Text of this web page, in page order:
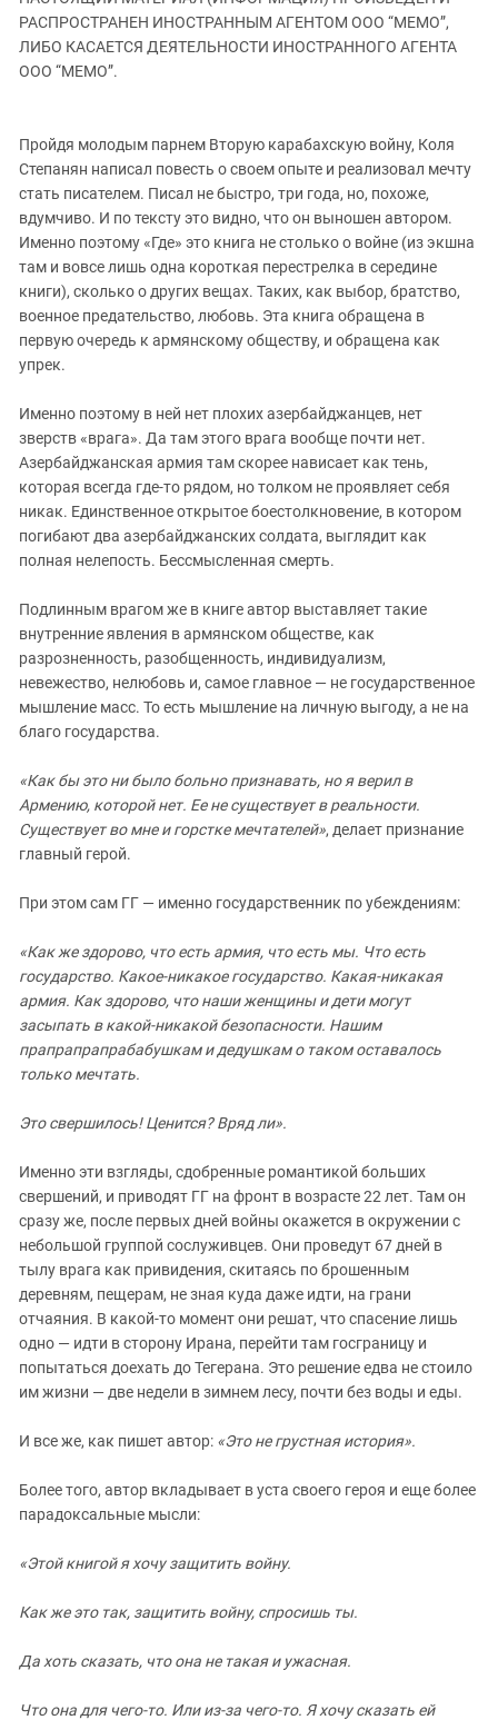
ЗАСТАВЛЯЕТ
Дагестан
Ингушетия
Карачаево-Черкесия
Краснодарский край
Нагорный Карабах
Российская Федерация
Ростовская область
Северная Осетия - Алания
СКФО
Чечня
Южная Осетия
Южный Кавказ
ЮФО
РАСПРОСТРАНЕН ИНОСТРАННЫМ АГЕНТОМ ООО “МЕМО”,
ЛИБО КАСАЕТСЯ ДЕЯТЕЛЬНОСТИ ИНОСТРАННОГО АГЕНТА
ООО “МЕМО”.
Пройдя молодым парнем Вторую карабахскую войну, Коля
Степанян написал повесть о своем опыте и реализовал мечту
стать писателем. Писал не быстро, три года, но, похоже,
вдумчиво. И по тексту это видно, что он выношен автором.
Именно поэтому «Где» это книга не столько о войне (из экшна
там и вовсе лишь одна короткая перестрелка в середине
книги), сколько о других вещах. Таких, как выбор, братство,
военное предательство, любовь. Эта книга обращена в
первую очередь к армянскому обществу, и обращена как
упрек.
Именно поэтому в ней нет плохих азербайджанцев, нет
зверств «врага». Да там этого врага вообще почти нет.
Азербайджанская армия там скорее нависает как тень,
которая всегда где-то рядом, но толком не проявляет себя
никак. Единственное открытое боестолкновение, в котором
погибают два азербайджанских солдата, выглядит как
полная нелепость. Бессмысленная смерть.
Подлинным врагом же в книге автор выставляет такие
внутренние явления в армянском обществе, как
разрозненность, разобщенность, индивидуализм,
невежество, нелюбовь и, самое главное — не государственное
мышление масс. То есть мышление на личную выгоду, а не на
благо государства.
«Как бы это ни было больно признавать, но я верил в
Армению, которой нет. Ее не существует в реальности.
Существует во мне и горстке мечтателей», делает признание
главный герой.
При этом сам ГГ — именно государственник по убеждениям:
«Как же здорово, что есть армия, что есть мы. Что есть
государство. Какое-никакое государство. Какая-никакая
армия. Как здорово, что наши женщины и дети могут
засыпать в какой-никакой безопасности. Нашим
прапрапрапрабабушкам и дедушкам о таком оставалось
только мечтать.
Это свершилось! Ценится? Вряд ли».
Именно эти взгляды, сдобренные романтикой больших
свершений, и приводят ГГ на фронт в возрасте 22 лет. Там он
сразу же, после первых дней войны окажется в окружении с
небольшой группой сослуживцев. Они проведут 67 дней в
тылу врага как привидения, скитаясь по брошенным
деревням, пещерам, не зная куда даже идти, на грани
отчаяния. В какой-то момент они решат, что спасение лишь
одно — идти в сторону Ирана, перейти там госграницу и
попытаться доехать до Тегерана. Это решение едва не стоило
им жизни — две недели в зимнем лесу, почти без воды и еды.
И все же, как пишет автор: «Это не грустная история».
Более того, автор вкладывает в уста своего героя и еще более
парадоксальные мысли:
«Этой книгой я хочу защитить войну.
Как же это так, защитить войну, спросишь ты.
Да хоть сказать, что она не такая и ужасная.
Что она для чего-то. Или из-за чего-то. Я хочу сказать ей